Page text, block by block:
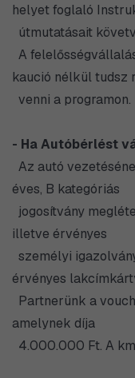
helyet foglaló
útmutatásait
A
kaució nélkül tudsz
venni a programon.
- Ha Autóbérlést
Az autó
éves, B kategóriás
jogosítvány
illetve érvényes
személyi
érvényes
Partnerünk a
amelynek díja
4.000.000 Ft. A